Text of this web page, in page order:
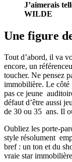
J’aimerais
WILDE
Une figure
Tout d’abord, il va
encore, un
toucher. Ne pensez
immobilière. Le
pas ce jeune
défaut d’être aussi
de 30 ou 35 ans. Il
Oubliez les porte-
style résolument
bref : un ton et du
vraie star